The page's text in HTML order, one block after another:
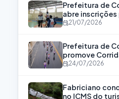
Prefeitura de
abre inscrições
Bolsa Atleta
21/07/2026
Prefeitura de
promove
para fortalecer
24/07/2026
Fabriciano
no ICMS do